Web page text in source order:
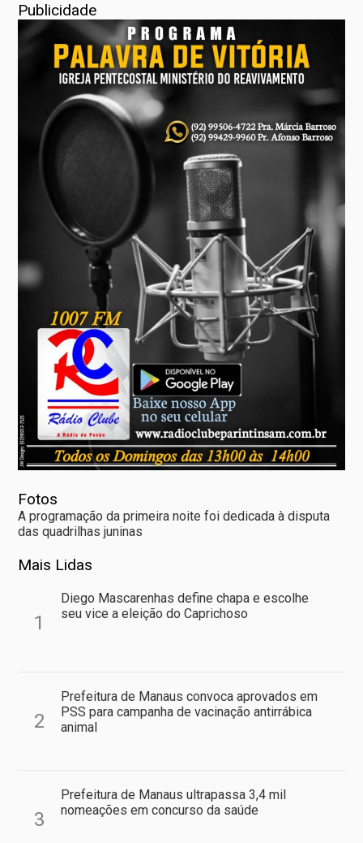
Publicidade
Fotos
A programação da primeira noite foi dedicada à disputa
das quadrilhas juninas
Mais Lidas
1
Diego Mascarenhas define chapa e escolhe
seu vice a eleição do Caprichoso
2
Prefeitura de Manaus convoca aprovados em
PSS para campanha de vacinação antirrábica
animal
3
Prefeitura de Manaus ultrapassa 3,4 mil
nomeações em concurso da saúde